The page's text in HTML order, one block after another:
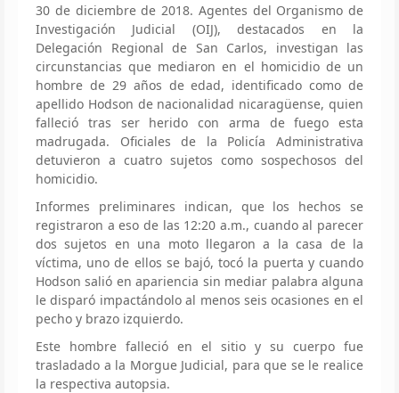
30 de diciembre de 2018. Agentes del Organismo de
Investigación Judicial (OIJ), destacados en la
Delegación Regional de San Carlos, investigan las
circunstancias que mediaron en el homicidio de un
hombre de 29 años de edad, identificado como de
apellido Hodson de nacionalidad nicaragüense, quien
falleció tras ser herido con arma de fuego esta
madrugada. Oficiales de la Policía Administrativa
detuvieron a cuatro sujetos como sospechosos del
homicidio.
Informes preliminares indican, que los hechos se
registraron a eso de las 12:20 a.m., cuando al parecer
dos sujetos en una moto llegaron a la casa de la
víctima, uno de ellos se bajó, tocó la puerta y cuando
Hodson salió en apariencia sin mediar palabra alguna
le disparó impactándolo al menos seis ocasiones en el
pecho y brazo izquierdo.
Este hombre falleció en el sitio y su cuerpo fue
trasladado a la Morgue Judicial, para que se le realice
la respectiva autopsia.